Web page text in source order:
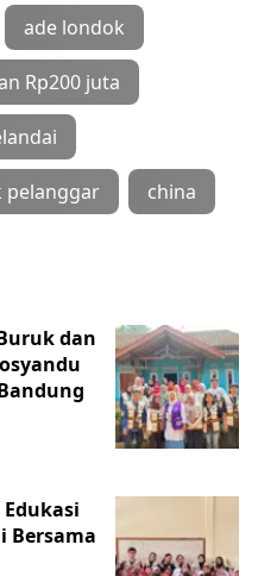
ade londok
Rp200 juta
pelanggar china
dan
Bersama